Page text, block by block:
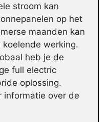
stroom kan
op het
maanden kan
werking.
heb je de
full electric
oplossing.
informatie over de